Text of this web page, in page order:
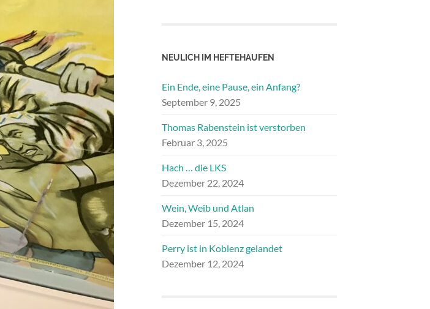
NEULICH IM HEFTEHAUFEN
Ein Ende, eine Pause, ein Anfang?
September 9, 2025
Thomas Rabenstein ist verstorben
Februar 3, 2025
Hach … die LKS
Dezember 22, 2024
Wein, Weib und Atlan
Dezember 15, 2024
Perry ist in Koblenz gelandet
Dezember 12, 2024